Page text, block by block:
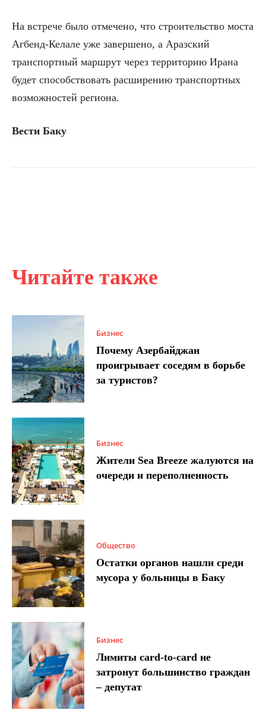
Читайте также
Бизнес
Почему Азербайджан
проигрывает соседям в борьбе
за туристов?
Бизнес
Жители Sea Breeze жалуются на
очереди и переполненность
Общество
Остатки органов нашли среди
мусора у больницы в Баку
Бизнес
Лимиты card-to-card не
затронут большинство граждан
– депутат
На встрече было отмечено, что строительство моста
Агбенд-Келале уже завершено, а Аразский
транспортный маршрут через территорию Ирана
будет способствовать расширению транспортных
возможностей региона.
Вести Баку